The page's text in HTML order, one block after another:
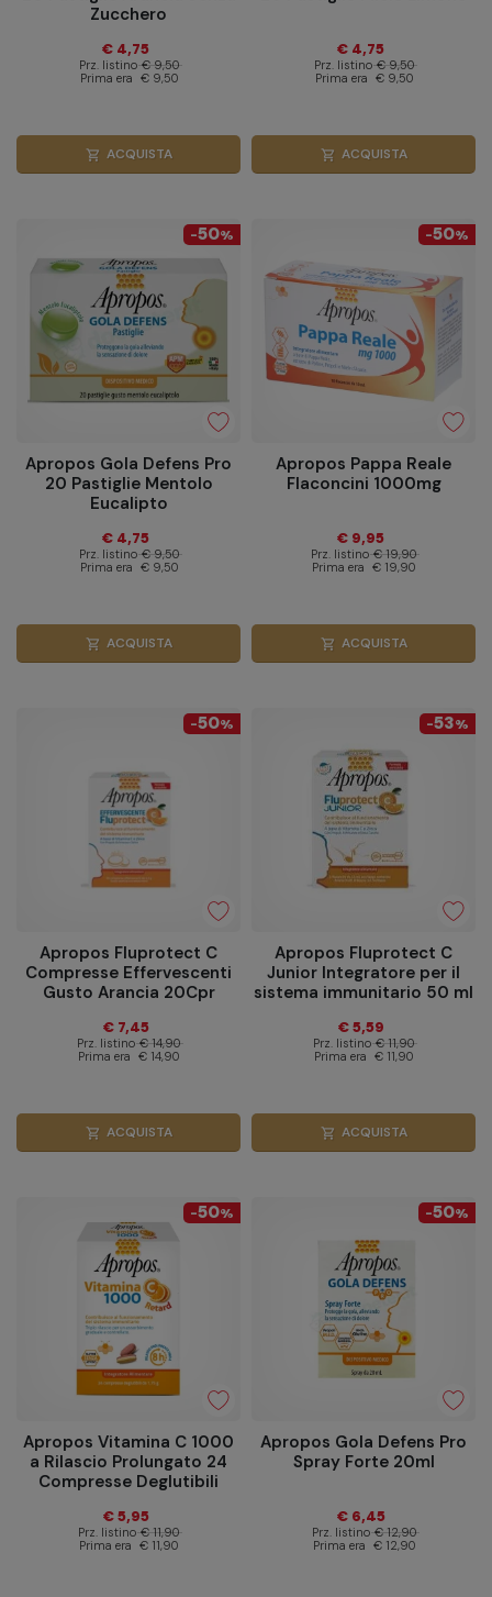
Zucchero
€ 4,75
Prz. listino € 9,50
Prima era € 9,50
shopping_cart ACQUISTA
€ 4,75
Prz. listino € 9,50
Prima era € 9,50
shopping_cart ACQUISTA
-50%
Apropos Gola Defens Pro
20 Pastiglie Mentolo
Eucalipto
€ 4,75
Prz. listino € 9,50
Prima era € 9,50
shopping_cart ACQUISTA
-50%
Apropos Pappa Reale
Flaconcini 1000mg
€ 9,95
Prz. listino € 19,90
Prima era € 19,90
shopping_cart ACQUISTA
-50%
Apropos Fluprotect C
Compresse Effervescenti
Gusto Arancia 20Cpr
€ 7,45
Prz. listino € 14,90
Prima era € 14,90
shopping_cart ACQUISTA
-53%
Apropos Fluprotect C
Junior Integratore per il
sistema immunitario 50 ml
€ 5,59
Prz. listino € 11,90
Prima era € 11,90
shopping_cart ACQUISTA
-50%
Apropos Vitamina C 1000
a Rilascio Prolungato 24
Compresse Deglutibili
€ 5,95
Prz. listino € 11,90
Prima era € 11,90
-50%
Apropos Gola Defens Pro
Spray Forte 20ml
€ 6,45
Prz. listino € 12,90
Prima era € 12,90